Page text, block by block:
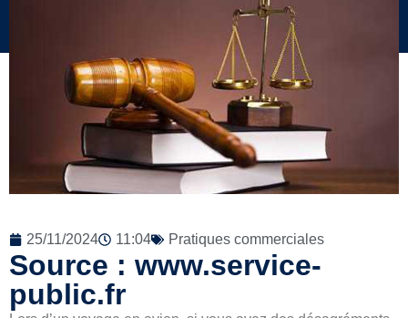
25/11/2024 11:04 Pratiques commerciales
Source : www.service-
public.fr